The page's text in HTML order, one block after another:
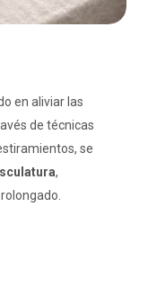
en aliviar las
de técnicas
se
,